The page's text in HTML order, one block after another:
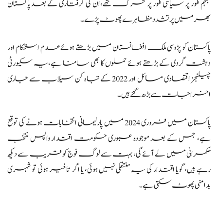
مبہم طور پر سیاسی طور پر محرک تھے،ان کی گرفتاری کے بعد پاکستان
بھر میں پرتشدد مظاہرے پھوٹ پڑے۔
پاکستان کو پڑوسی ملک افغانستان میں بڑھتے ہوئے عدم استحکام اور
دہشت گردی کے بڑھتے ہوئے حملوں کا بھی سامنا ہے،یہ سکیورٹی
چیلنجز اقتصادی مسائل اور 2022 کے تباہ کن سیلاب سے جاری
اخراجات سے بڑھ گئے ہیں۔
پاکستان میں فروری 2024 میں پارلیمانی انتخابات ہونے کی توقع
ہے، جس کے بعد موجودہ عبوری حکومت اقتدار واپس منتخب
حکمرانی میں لے آئے گی، بہت سے لوگ فوج کو قریب سے دیکھ
رہے ہیں، گویا اقتدار کی یہ منتقلی نہیں ہوئی، یا اگر تاخیر ہوئی تو شہری
بدامنی پھوٹ سکتی ہے۔